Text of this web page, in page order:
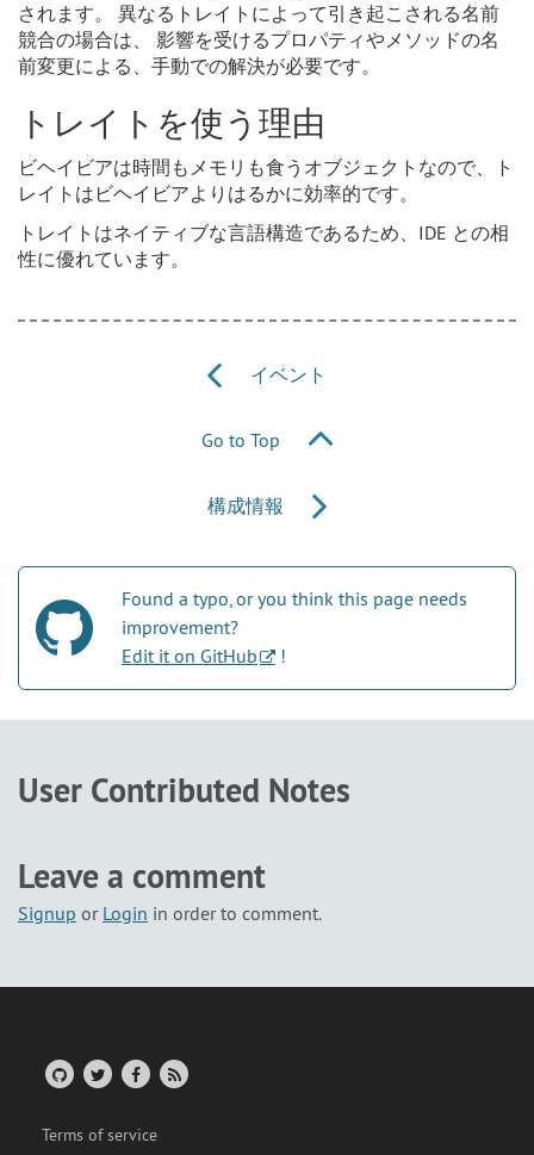
されます。 異なるトレイトによって引き起こされる名前
競合の場合は、 影響を受けるプロパティやメソッドの名
前変更による、手動での解決が必要です。
トレイトを使う理由
ビヘイビアは時間もメモリも食うオブジェクトなので、ト
レイトはビヘイビアよりはるかに効率的です。
トレイトはネイティブな言語構造であるため、IDE との相
性に優れています。
イベント
Go to Top
構成情報
Found a typo, or you think this page needs
improvement?
Edit it on GitHub
!
User Contributed Notes
Leave a comment
Signup or Login in order to comment.
Terms of service